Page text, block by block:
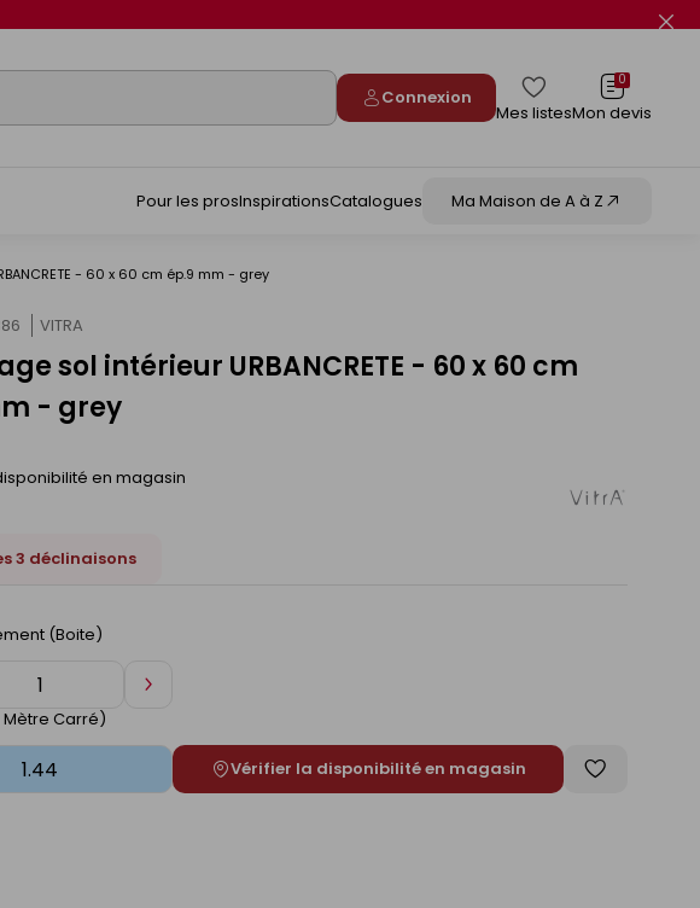
Connexion
Mes listes
0
Mon devis
Pour les prosInspirationsCatalogues Ma Maison de A à Z
- 60 x 60 cm ép.9 mm - grey
VITRA
sol intérieur URBANCRETE - 60 x 60 cm
- grey
en magasin
3 déclinaisons
(Boite)
Augmenter
Carré)
Vérifier la disponibilité en magasin
Enregistrer